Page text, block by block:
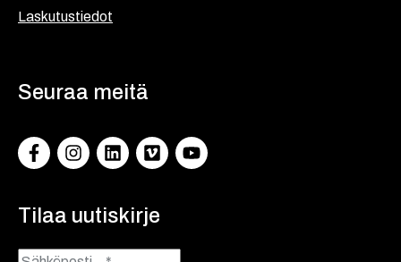
Laskutustiedot
Seuraa meitä
FacebookInstagramLinkedInVimeoYouTube
Tilaa uutiskirje